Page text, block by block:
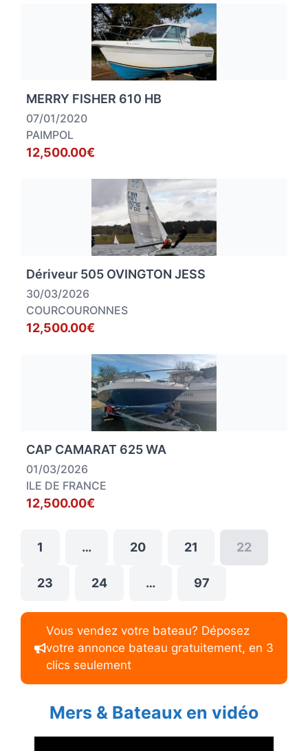
MERRY FISHER 610 HB
07/01/2020
PAIMPOL
12,500.00€
Dériveur 505 OVINGTON JESS
30/03/2026
COURCOURONNES
12,500.00€
CAP CAMARAT 625 WA
01/03/2026
ILE DE FRANCE
12,500.00€
1 … 20 21 22
23 24 … 97
Vous vendez votre bateau? Déposez
votre annonce bateau gratuitement, en 3
clics seulement
Mers & Bateaux en vidéo